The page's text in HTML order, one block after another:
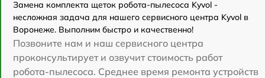
Замена комплекта щеток робота-пылесоса Kyvol -
несложная задача для нашего сервисного центра Kyvol в
Воронеже. Выполним быстро и качественно!
Позвоните нам и наш сервисного центра
проконсультирует и озвучит стоимость работ
робота-пылесоса. Среднее время ремонта устройств